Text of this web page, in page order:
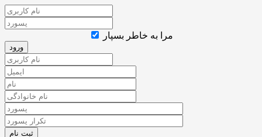
مرا به خاطر بسپار